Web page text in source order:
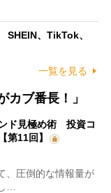
、TikTok、
一覧を見る
カブ番長！」
ド見極め術 投資コ
第11回】
、圧倒的な情報量が
…